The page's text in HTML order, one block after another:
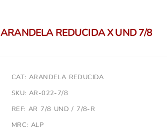
ARANDELA REDUCIDA X UND 7/8
CAT: ARANDELA REDUCIDA
SKU: AR-022-7/8
REF: AR 7/8 UND / 7/8-R
MRC: ALP